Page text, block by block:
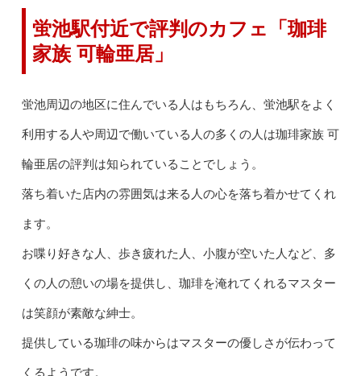
蛍池駅付近で評判のカフェ「珈琲
家族 可輪亜居」
蛍池周辺の地区に住んでいる人はもちろん、蛍池駅をよく
利用する人や周辺で働いている人の多くの人は珈琲家族 可
輪亜居の評判は知られていることでしょう。
落ち着いた店内の雰囲気は来る人の心を落ち着かせてくれ
ます。
お喋り好きな人、歩き疲れた人、小腹が空いた人など、多
くの人の憩いの場を提供し、珈琲を淹れてくれるマスター
は笑顔が素敵な紳士。
提供している珈琲の味からはマスターの優しさが伝わって
くるようです。